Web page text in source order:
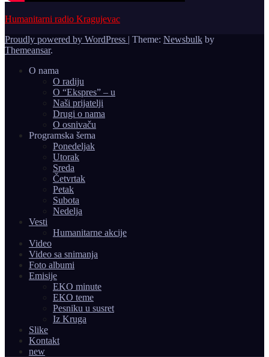
Humanitarni radio Kragujevac
Proudly powered by WordPress | Theme: Newsbulk by
Themeansar.
O nama
O radiju
O “Ekspres” – u
Naši prijatelji
Drugi o nama
O osnivaču
Programska šema
Ponedeljak
Utorak
Sreda
Četvrtak
Petak
Subota
Nedelja
Vesti
Humanitarne akcije
Video
Video sa snimanja
Foto albumi
Emisije
EKO minute
EKO teme
Pesniku u susret
Iz Kruga
Slike
Kontakt
new